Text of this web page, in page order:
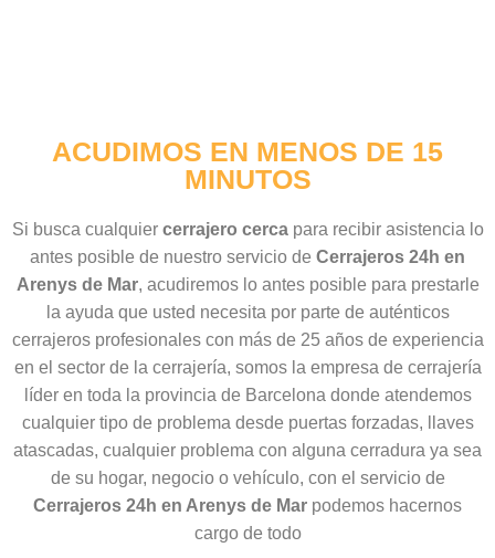
ACUDIMOS EN MENOS DE 15
MINUTOS
Si busca cualquier cerrajero cercapara recibir asistencia lo
antes posible de nuestro servicio de Cerrajeros 24h en
Arenys de Mar, acudiremos lo antes posible para prestarle
la ayuda que usted necesita por parte de auténticos
cerrajeros profesionales con más de 25 años de experiencia
en el sector de la cerrajería, somos la empresa de cerrajería
líder en toda la provincia de Barcelona donde atendemos
cualquier tipo de problema desde puertas forzadas, llaves
atascadas, cualquier problema con alguna cerradura ya sea
de su hogar, negocio o vehículo, con el servicio de
Cerrajeros 24h en Arenys de Mar podemos hacernos
cargo de todo